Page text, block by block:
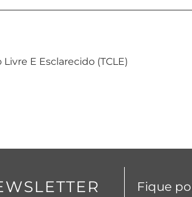
E Esclarecido (TCLE)
Fique